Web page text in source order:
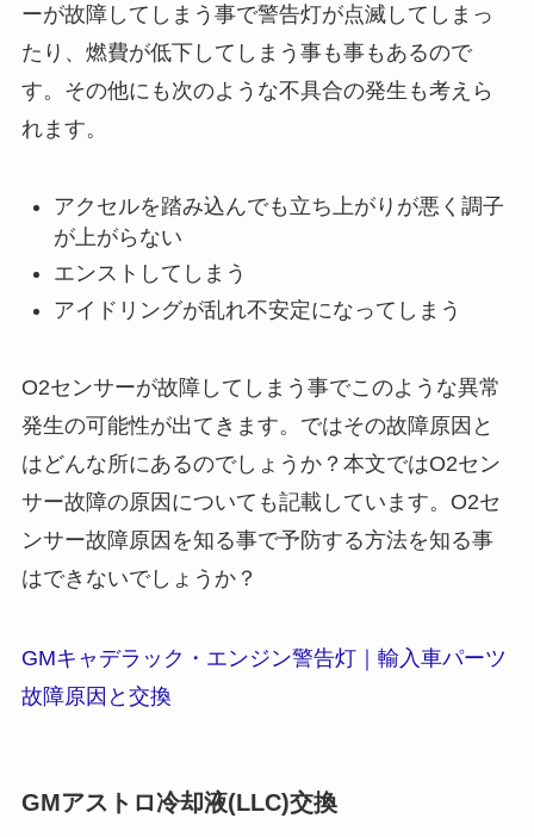
ーが故障してしまう事で警告灯が点滅してしまっ
たり、燃費が低下してしまう事も事もあるので
す。その他にも次のような不具合の発生も考えら
れます。
アクセルを踏み込んでも立ち上がりが悪く調子
が上がらない
エンストしてしまう
アイドリングが乱れ不安定になってしまう
O2センサーが故障してしまう事でこのような異常
発生の可能性が出てきます。ではその故障原因と
はどんな所にあるのでしょうか？本文ではO2セン
サー故障の原因についても記載しています。O2セ
ンサー故障原因を知る事で予防する方法を知る事
はできないでしょうか？
GMキャデラック・エンジン警告灯｜輸入車パーツ
故障原因と交換
GMアストロ冷却液(LLC)交換